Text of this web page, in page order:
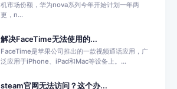
机市场份额，华为nova系列今年开始计划一年两
更，n...
解决FaceTime无法使用的...
FaceTime是苹果公司推出的一款视频通话应用，广
泛应用于iPhone、iPad和Mac等设备上。...
steam官网无法访问？这个办...